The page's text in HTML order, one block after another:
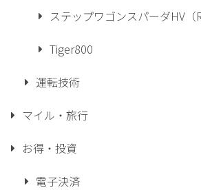
ステップワゴンスパーダHV（
Tiger800
運転技術
マイル・旅行
お得・投資
電子決済